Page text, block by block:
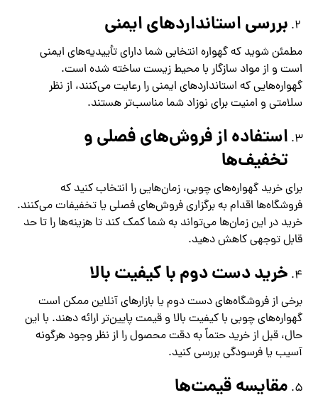
بررسی استانداردهای ایمنی
مطمئن شوید که گهواره انتخابی شما دارای تأییدیه‌های ایمنی
است و از مواد سازگار با محیط زیست ساخته شده است.
گهواره‌هایی که استانداردهای ایمنی را رعایت می‌کنند، از نظر
سلامتی و امنیت برای نوزاد شما مناسب‌تر هستند.
استفاده از فروش‌های فصلی و
تخفیف‌ها
برای خرید گهواره‌های چوبی، زمان‌هایی را انتخاب کنید که
فروشگاه‌ها اقدام به برگزاری فروش‌های فصلی یا تخفیفات می‌کنند.
خرید در این زمان‌ها می‌تواند به شما کمک کند تا هزینه‌ها را تا حد
قابل توجهی کاهش دهید.
خرید دست دوم با کیفیت بالا
برخی از فروشگاه‌های دست دوم یا بازارهای آنلاین ممکن است
گهواره‌های چوبی با کیفیت بالا و قیمت پایین‌تر ارائه دهند. با این
حال، قبل از خرید حتماً به دقت محصول را از نظر وجود هرگونه
آسیب یا فرسودگی بررسی کنید.
مقایسه قیمت‌ها